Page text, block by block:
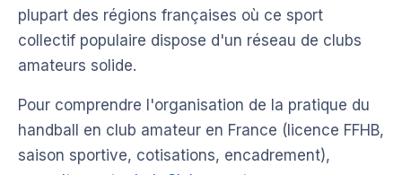
plupart des régions françaises où ce sport
collectif populaire dispose d'un réseau de clubs
amateurs solide.
Pour comprendre l'organisation de la pratique du
handball en club amateur en France (licence FFHB,
saison sportive, cotisations, encadrement),